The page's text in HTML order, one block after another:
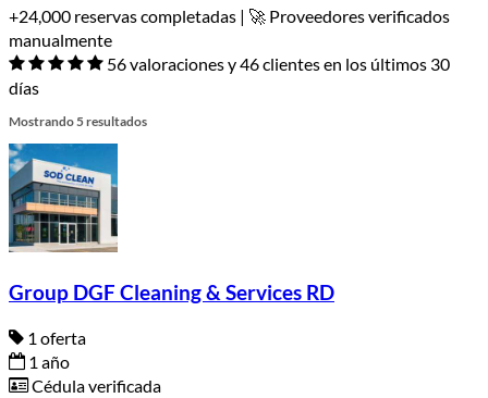
+24,000 reservas completadas | 🚀 Proveedores verificados
manualmente
56 valoraciones y 46 clientes en los últimos 30
días
Mostrando 5 resultados
Group DGF Cleaning & Services RD
1 oferta
1 año
Cédula verificada